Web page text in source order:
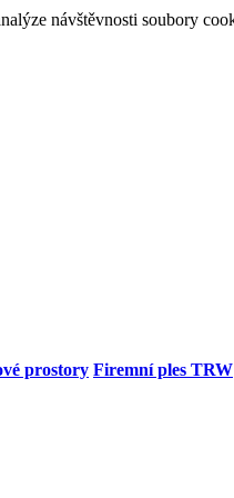
návštěvnosti soubory
prostory Firemní ples TRW